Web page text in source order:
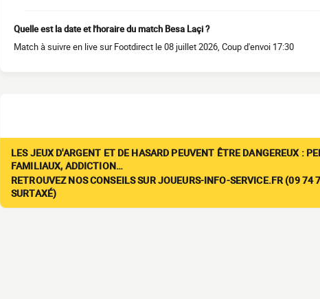
Quelle est la date et l'horaire du match Besa Laçi ?
Match à suivre en live sur Footdirect le 08 juillet 2026, Coup d'envoi 17:30
LES JEUX D'ARGENT ET DE HASARD PEUVENT ÊTRE DANGEREUX :
FAMILIAUX, ADDICTION…
RETROUVEZ NOS CONSEILS SUR JOUEURS-INFO-SERVICE.FR (09
SURTAXÉ)